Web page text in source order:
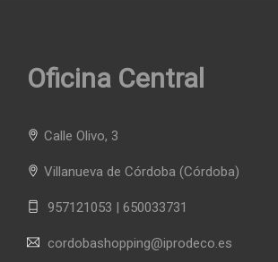
Oficina Central
Calle Olivo, 3
Villanueva de Córdoba (Córdoba)
957121053 | 650033731
cordobashopping@iprodeco.es